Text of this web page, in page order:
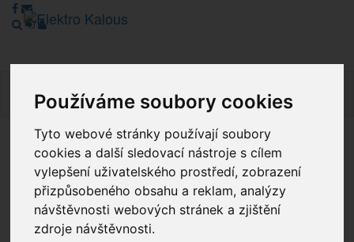
Používáme soubory cookies
Tyto webové stránky používají soubory
cookies a další sledovací nástroje s cílem
vylepšení uživatelského prostředí, zobrazení
přizpůsobeného obsahu a reklam, analýzy
návštěvnosti webových stránek a zjištění
zdroje návštěvnosti.
Vážení zákazníci, v tuto chvíli je Náš internetový obchod v
režimu Katalogu. Objednávky on-line nyní nelze vyřídit.
Děkujeme za pochopení.